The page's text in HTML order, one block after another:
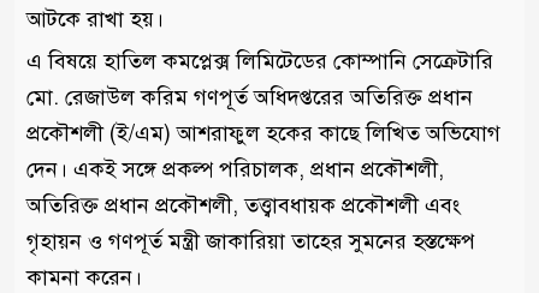
আটকে রাখা হয়।
এ বিষয়ে হাতিল কমপ্লেক্স লিমিটেডের কোম্পানি সেক্রেটারি
মো. রেজাউল করিম গণপূর্ত অধিদপ্তরের অতিরিক্ত প্রধান
প্রকৌশলী (ই/এম) আশরাফুল হকের কাছে লিখিত অভিযোগ
দেন। একই সঙ্গে প্রকল্প পরিচালক, প্রধান প্রকৌশলী,
অতিরিক্ত প্রধান প্রকৌশলী, তত্ত্বাবধায়ক প্রকৌশলী এবং
গৃহায়ন ও গণপূর্ত মন্ত্রী জাকারিয়া তাহের সুমনের হস্তক্ষেপ
কামনা করেন।